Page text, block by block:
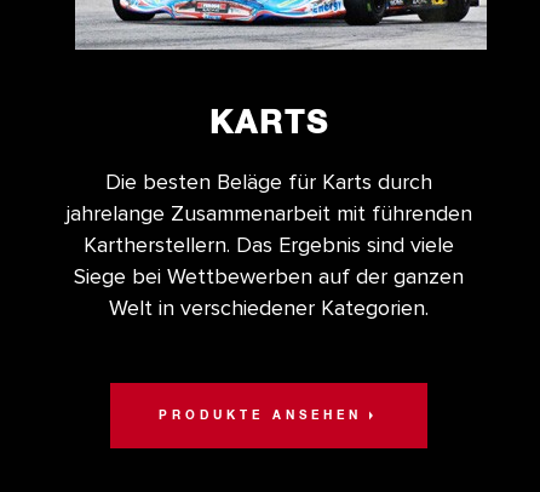
KARTS
Die besten Beläge für Karts durch
jahrelange Zusammenarbeit mit führenden
Kartherstellern. Das Ergebnis sind viele
Siege bei Wettbewerben auf der ganzen
Welt in verschiedener Kategorien.
PRODUKTE ANSEHEN